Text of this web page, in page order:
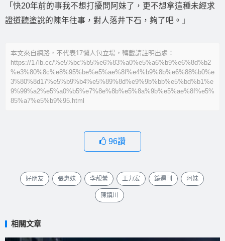
「快20年前的事我不想打擾問阿妹了，更不想拿這種未經求
證道聽塗說的陳年往事，對人落井下石，夠了吧。」
本文來自網路，不代表17懶人包立場，轉載請註明出處：
https://17lb.cc/%e5%bc%b5%e6%83%a0%e5%a6%b9%e6%8d%b2
%e3%80%8c%e8%95%be%e5%ae%8f%e4%b9%8b%e6%88%b0%e
3%80%8d17%e5%b9%b4%e5%89%8d%e9%9b%bb%e5%bd%b1%e
9%99%a2%e5%a0%b5%e7%8e%8b%e5%8a%9b%e5%ae%8f%e5%
85%a7%e5%b9%95.html
96讚
好朋友 張惠妹 李靚蕾 王力宏 鏡週刊 阿妹
陳鎮川
相關文章